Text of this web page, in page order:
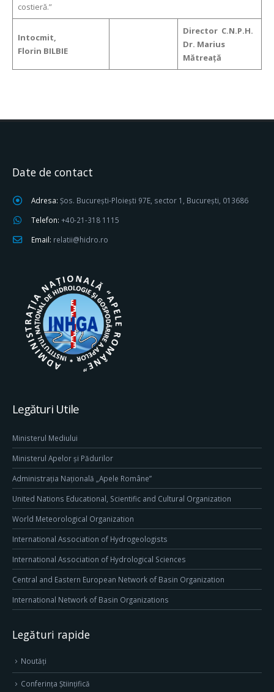
costieră.”
Intocmit,
Florin BILBIE
Director C.N.P.H.
Dr. Marius
Mătreaţă
Date de contact
Adresa: Șos. București-Ploiești 97E, sector 1, București, 013686
Telefon: +40-21-318 1115
Email: relatii@hidro.ro
Legături Utile
Ministerul Mediului
Ministerul Apelor și Pădurilor
Administrația Națională „Apele Române”
United Nations Educational, Scientific and Cultural Organization
World Meteorological Organization
International Association of Hydrogeologists
International Association of Hydrological Sciences
Central and Eastern European Network of Basin Organization
International Network of Basin Organizations
Legături rapide
Noutăți
Conferința Științifică